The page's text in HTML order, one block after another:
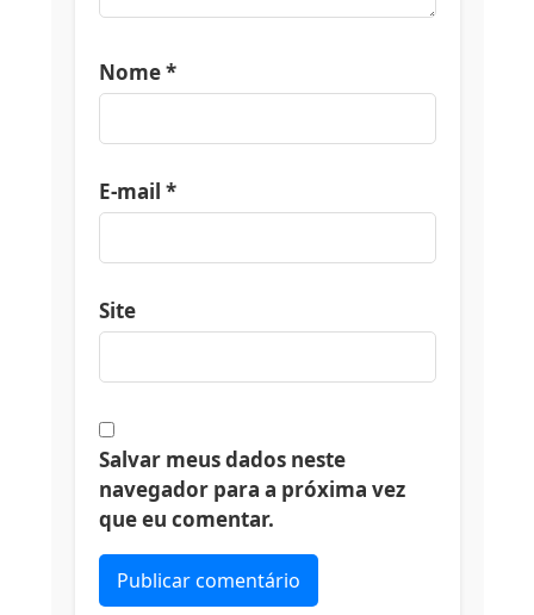
Nome*
E-mail *
Site
Salvar meus dados neste
navegador para a próxima vez
que eu comentar.